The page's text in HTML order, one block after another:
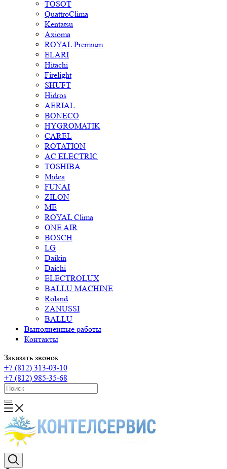
TOSOT
QuattroClima
Kentatsu
Axioma
ROYAL Premium
ELARI
Hitachi
Firelight
SHUFT
Hidros
AERIAL
BONECO
HYGROMATIK
CAREL
ROTATION
AC ELECTRIC
TOSHIBA
Midea
FUNAI
ZILON
ME
ROYAL Clima
ONE AIR
BOSCH
LG
Daikin
Daichi
ELECTROLUX
BALLU MACHINE
Roland
ZANUSSI
BALLU
Выполненные работы
Контакты
Заказать звонок
+7 (812) 313-03-10
+7 (812) 985-35-68